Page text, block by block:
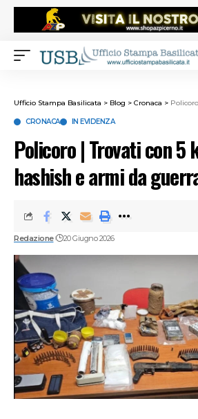
Ufficio Stampa Basilicata > Blog > Cronaca > Policoro |
CRONACA IN EVIDENZA
Policoro | Trovati con 5
hashish e armi da
Redazione 20 Giugno 2026